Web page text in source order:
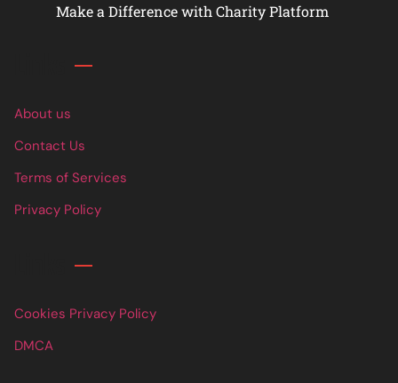
Make a Difference with Charity Platform
About us
Contact Us
Terms of Services
Privacy Policy
Cookies Privacy Policy
DMCA